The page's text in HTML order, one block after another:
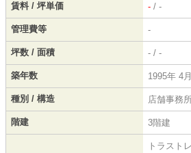
賃料 / 坪単価 - / -
管理費等 -
坪数 / 面積 - / -
築年数 1995年 4
種別 / 構造 店舗事務
階建 3階建
トラスト